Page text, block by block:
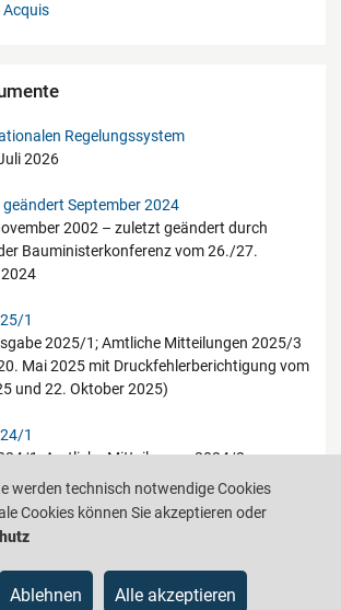
Acquis
Regelungssystem
2026
geändert September 2024
2002 – zuletzt geändert durch
Bauministerkonferenz vom 26./27.
1
2025/1; Amtliche Mitteilungen 2025/3
Mai 2025 mit Druckfehlerberichtigung vom
und 22. Oktober 2025)
1
1; Amtliche Mitteilungen 2024/2
August 2024)
Impressum Sitemap
werden technisch notwendige Cookies
Cookies können Sie akzeptieren oder
Ablehnen Alle akzeptieren